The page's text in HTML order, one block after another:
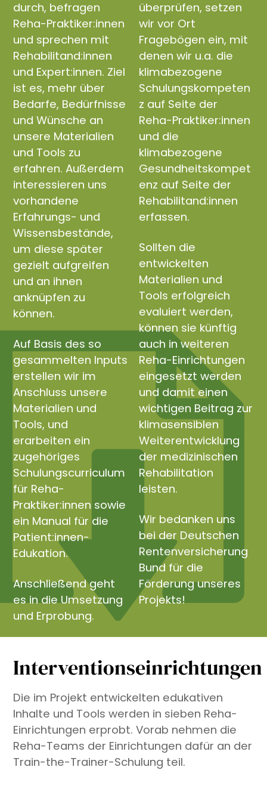
durch, befragen
Reha-Praktiker:innen
und sprechen mit
Rehabilitand:innen
und Expert:innen. Ziel
ist es, mehr über
Bedarfe, Bedürfnisse
und Wünsche an
unsere Materialien
und Tools zu
erfahren. Außerdem
interessieren uns
vorhandene
Erfahrungs- und
Wissensbestände,
um diese später
gezielt aufgreifen
und an ihnen
anknüpfen zu
können.
Auf Basis des so
gesammelten Inputs
erstellen wir im
Anschluss unsere
Materialien und
Tools, und
erarbeiten ein
zugehöriges
Schulungscurriculum
für Reha-
Praktiker:innen sowie
ein Manual für die
Patient:innen-
Edukation.
Anschließend geht
es in die Umsetzung
und Erprobung.
überprüfen, setzen
wir vor Ort
Fragebögen ein, mit
denen wir u.a. die
klimabezogene
Schulungskompeten
z auf Seite der
Reha-Praktiker:innen
und die
klimabezogene
Gesundheitskompet
enz auf Seite der
Rehabilitand:innen
erfassen.
Sollten die
entwickelten
Materialien und
Tools erfolgreich
evaluiert werden,
können sie künftig
auch in weiteren
Reha-Einrichtungen
eingesetzt werden
und damit einen
wichtigen Beitrag zur
klimasensiblen
Weiterentwicklung
der medizinischen
Rehabilitation
leisten.
Wir bedanken uns
bei der Deutschen
Rentenversicherung
Bund für die
Förderung unseres
Projekts!
Interventionseinrichtungen
Die im Projekt entwickelten edukativen
Inhalte und Tools werden in sieben Reha-
Einrichtungen erprobt. Vorab nehmen die
Reha-Teams der Einrichtungen dafür an der
Train-the-Trainer-Schulung teil.